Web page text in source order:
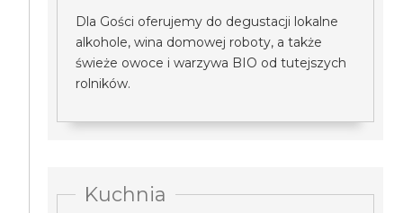
Dla Gości oferujemy do degustacji lokalne
alkohole, wina domowej roboty, a także
świeże owoce i warzywa BIO od tutejszych
rolników.
Kuchnia